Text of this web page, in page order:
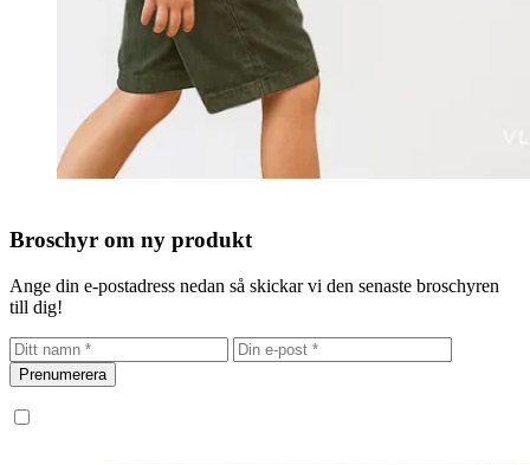
Broschyr om ny produkt
Ange din e-postadress nedan så skickar vi den senaste broschyren
till dig!
Prenumerera